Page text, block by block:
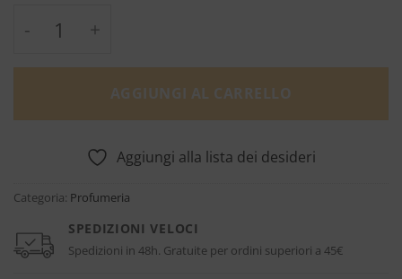
Baume Tonic - Clarins quantità
AGGIUNGI AL CARRELLO
Aggiungi alla lista dei desideri
Categoria: Profumeria
SPEDIZIONI VELOCI
Spedizioni in 48h. Gratuite per ordini superiori a 45€